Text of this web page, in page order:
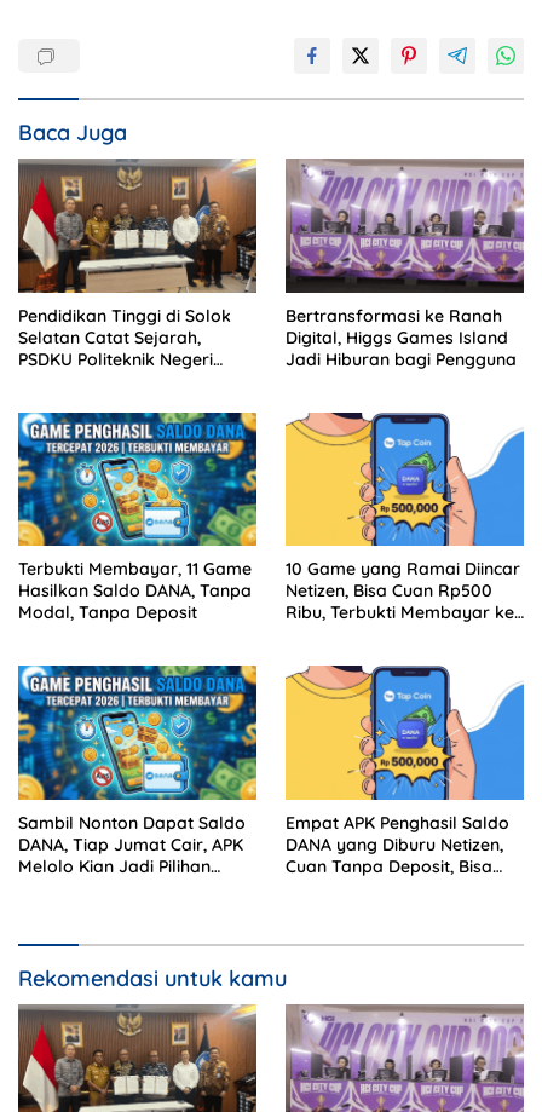
Baca Juga
Pendidikan Tinggi di Solok
Selatan Catat Sejarah,
PSDKU Politeknik Negeri
Bertransformasi ke Ranah
Digital, Higgs Games Island
Jadi Hiburan bagi Pengguna
Terbukti Membayar, 11 Game
Hasilkan Saldo DANA, Tanpa
Modal, Tanpa Deposit
10 Game yang Ramai Diincar
Netizen, Bisa Cuan Rp500
Ribu, Terbukti Membayar ke
Sambil Nonton Dapat Saldo
DANA, Tiap Jumat Cair, APK
Melolo Kian Jadi Pilihan
Empat APK Penghasil Saldo
DANA yang Diburu Netizen,
Cuan Tanpa Deposit, Bisa
Rekomendasi untuk kamu